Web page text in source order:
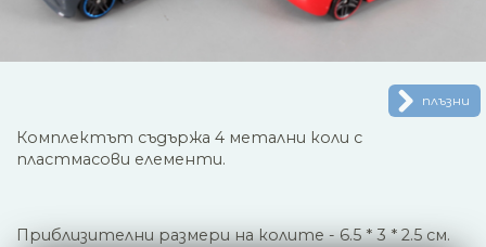
плъзни
Комплектът съдържа 4 метални коли с
пластмасови елементи.
Приблизителни размери на колите - 6.5 * 3 * 2.5 см.